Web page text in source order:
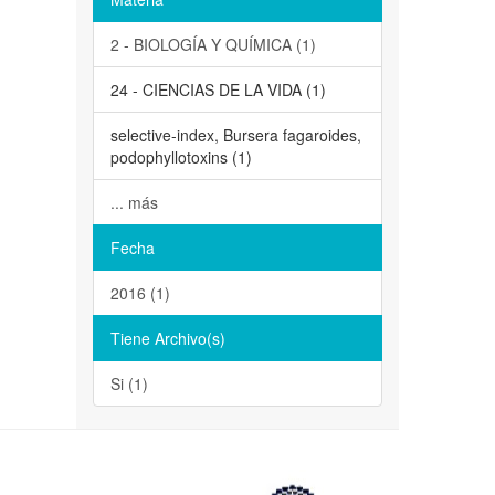
2 - BIOLOGÍA Y QUÍMICA (1)
24 - CIENCIAS DE LA VIDA (1)
selective-index, Bursera fagaroides,
podophyllotoxins (1)
... más
Fecha
2016 (1)
Tiene Archivo(s)
Si (1)